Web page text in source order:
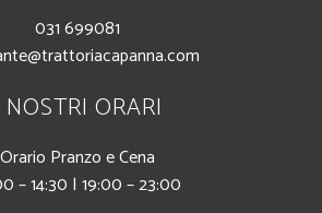
031 699081
ORARI
Orario Pranzo e Cena
– 14:30 | 19:00 – 23:00